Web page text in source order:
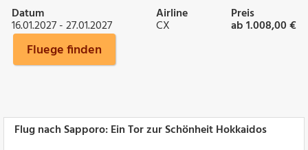
Datum
16.01.2027 - 27.01.2027
Airline
CX
Preis
ab 1.008,00 €
Fluege finden
Flug nach Sapporo: Ein Tor zur Schönheit Hokkaidos